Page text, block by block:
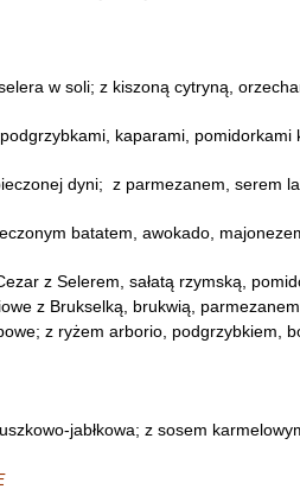
w soli; z kiszoną cytryną,
kaparami,
dyni; z parmezanem, serem
batatem, awokado,
z Selerem, sałatą rzymską,
z Brukselką, brukwią,
z ryżem arborio, podgrzybkiem,
jabłkowa; z sosem